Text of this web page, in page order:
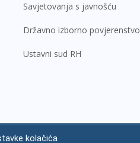
Savjetovanja s javnošću
Državno izborno povjerenstvo
Ustavni sud RH
kolačića